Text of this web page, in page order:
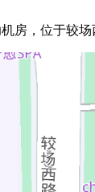
，位于较场